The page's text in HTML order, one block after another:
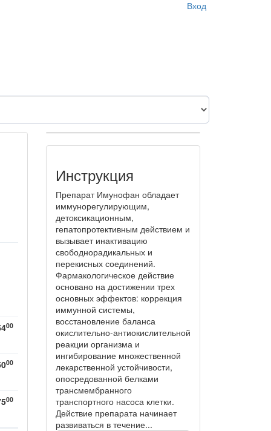
Вход
00
00
00
Инструкция
Препарат Имунофан обладает
иммунорегулирующим,
детоксикационным,
гепатопротективным действием и
вызывает инактивацию
свободнорадикальных и
перекисных соединений.
Фармакологическое действие
основано на достижении трех
основных эффектов: коррекция
иммунной системы,
восстановление баланса
окислительно-антиокислительной
реакции организма и
ингибирование множественной
лекарственной устойчивости,
опосредованной белками
трансмембранного
транспортного насоса клетки.
Действие препарата начинает
развиваться в течение...